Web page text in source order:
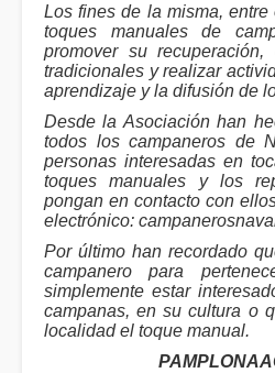
Los fines de la misma,
toques manuales de
promover su
tradicionales y realizar
aprendizaje y la difusión de
Desde la Asociación han
todos los campaneros de
personas interesadas en
toques manuales y los
pongan en contacto con
electrónico:
Por último han recordado
campanero para
simplemente estar
campanas, en su cultura o
localidad el toque manual.